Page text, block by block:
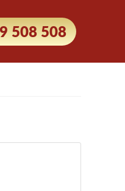
508 508